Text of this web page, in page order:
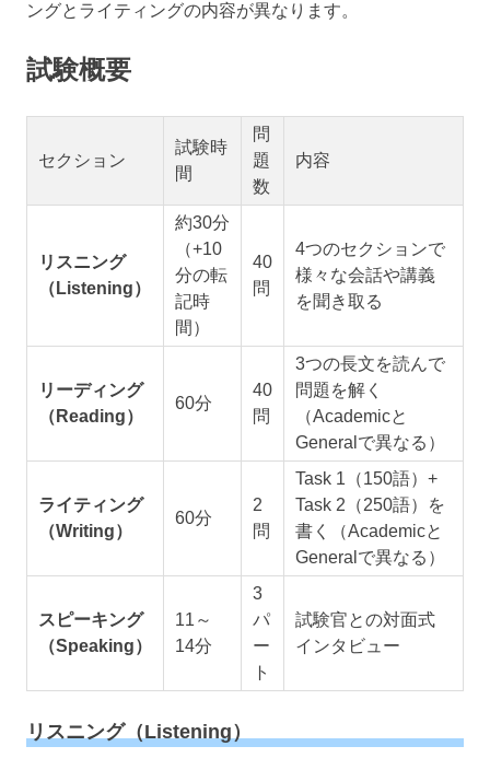
ングとライティングの内容が異なります。
試験概要
セクション
試験時
間
問
題
数
内容
リスニング
（Listening）
約30分
（+10
分の転
記時
間）
40
問
4つのセクションで
様々な会話や講義
を聞き取る
リーディング
（Reading）
60分
40
問
3つの長文を読んで
問題を解く
（Academicと
Generalで異なる）
ライティング
（Writing）
60分
2
問
Task 1（150語）+
Task 2（250語）を
書く（Academicと
Generalで異なる）
スピーキング
（Speaking）
11～
14分
3
パ
ー
ト
試験官との対面式
インタビュー
リスニング（Listening）